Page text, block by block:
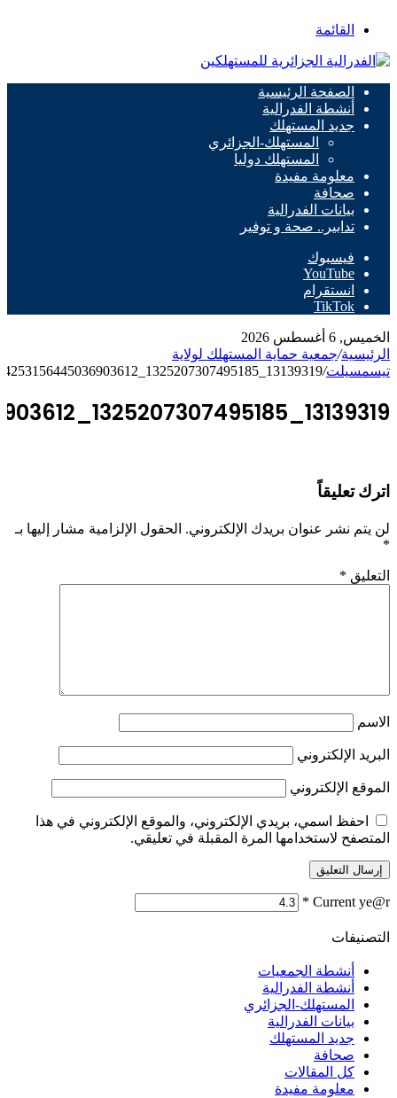
القائمة
الصفحة الرئيسية
أنشطة الفدرالية
جديد المستهلك
المستهلك-الجزائري
المستهلك دوليا
معلومة مفيدة
صحافة
بيانات الفدرالية
تدابير.. صحة و توفير
فيسبوك
‫YouTube
انستقرام
‫TikTok
الخميس, 6 أغسطس 2026
الرئيسية/جمعية حماية المستهلك لولاية
تيسمسيلت/
13139319_1325207307495185_4253156445036903612_n
13139319_1325207307495185_4253156445036903612_n
اترك تعليقاً
لن يتم نشر عنوان بريدك الإلكتروني. الحقول الإلزامية مشار إليها بـ
*
التعليق *
الاسم
البريد الإلكتروني
الموقع الإلكتروني
احفظ اسمي، بريدي الإلكتروني، والموقع الإلكتروني في هذا
المتصفح لاستخدامها المرة المقبلة في تعليقي.
Current ye@r
*
التصنيفات
أنشطة الجمعيات
أنشطة الفدرالية
المستهلك-الجزائري
بيانات الفدرالية
جديد المستهلك
صحافة
كل المقالات
معلومة مفيدة